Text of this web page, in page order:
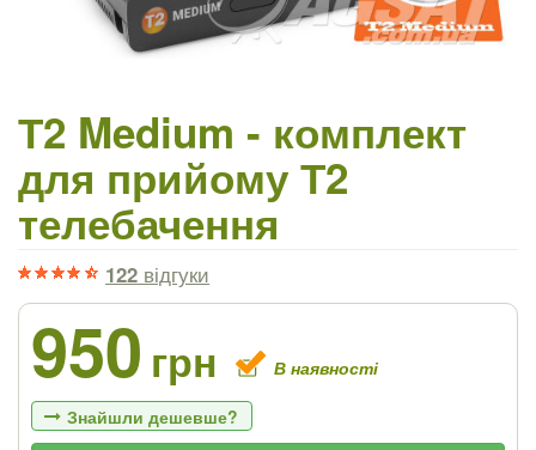
Т2 Medium - комплект
для прийому Т2
телебачення
122 відгуки
950 грн В наявності
Знайшли дешевше?